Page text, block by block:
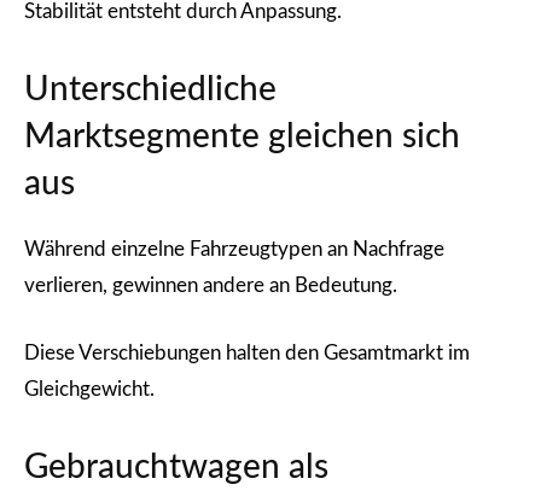
Stabilität entsteht durch Anpassung.
Unterschiedliche
Marktsegmente gleichen sich
aus
Während einzelne Fahrzeugtypen an Nachfrage
verlieren, gewinnen andere an Bedeutung.
Diese Verschiebungen halten den Gesamtmarkt im
Gleichgewicht.
Gebrauchtwagen als